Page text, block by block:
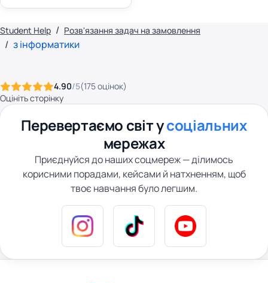
Student Help Розв'язання задач на замовлення
з інформатики
4.90/5(175оцінок)
Оцініть сторінку
Перевертаємо світ усоціальних
мережах
Приєднуйся до наших соцмереж — ділимось
корисними порадами, кейсами й натхненням, щоб
твоє навчання було легшим.